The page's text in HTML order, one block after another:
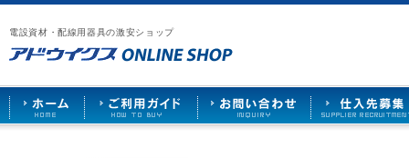
電設資材・配線用器具の激安ショップ
漏
電
ブ
レ
ー
カ
ー
や
照
ア
ウ
イ
ス
HOME
ご
用
ガ
ド
お
い
合
せ
仕
先
募